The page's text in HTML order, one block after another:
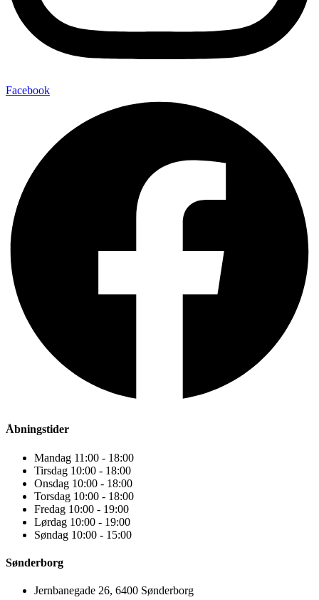
Facebook
Åbningstider
Mandag 11:00 - 18:00
Tirsdag 10:00 - 18:00
Onsdag 10:00 - 18:00
Torsdag 10:00 - 18:00
Fredag 10:00 - 19:00
Lørdag 10:00 - 19:00
Søndag 10:00 - 15:00
Sønderborg
Jernbanegade 26, 6400 Sønderborg